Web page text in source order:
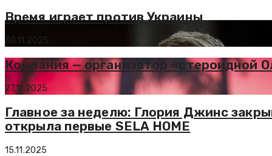
Время играет против Украины
30.11.2025
Компания — организатор «стероидной
27.11.2025
Главное за неделю: Глория Джинс
открыла первые SELA HOME
15.11.2025